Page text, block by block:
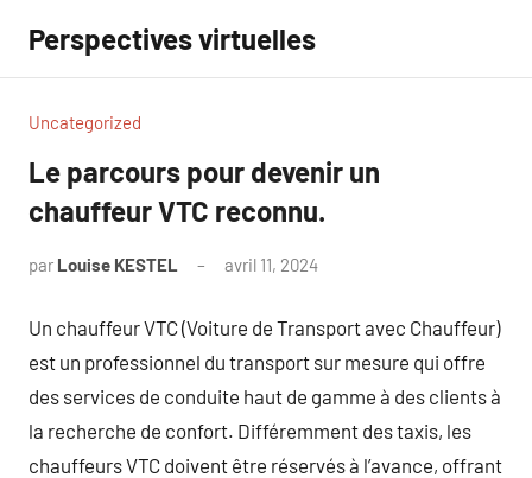
contenu
Perspectives virtuelles
Uncategorized
Le parcours pour devenir un
chauffeur VTC reconnu.
par Louise KESTEL avril 11, 2024
Un chauffeur VTC (Voiture de Transport avec Chauffeur)
est un professionnel du transport sur mesure qui offre
des services de conduite haut de gamme à des clients à
la recherche de confort. Différemment des taxis, les
chauffeurs VTC doivent être réservés à l’avance, offrant